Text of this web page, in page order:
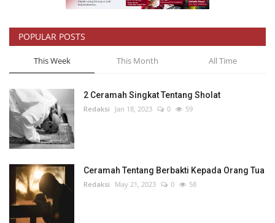
POPULAR POSTS
This Week This Month All Time
2 Ceramah Singkat Tentang Sholat
Redaksi Jan 18, 2023 0 59
Ceramah Tentang Berbakti Kepada Orang Tua
Redaksi May 21, 2023 0 58